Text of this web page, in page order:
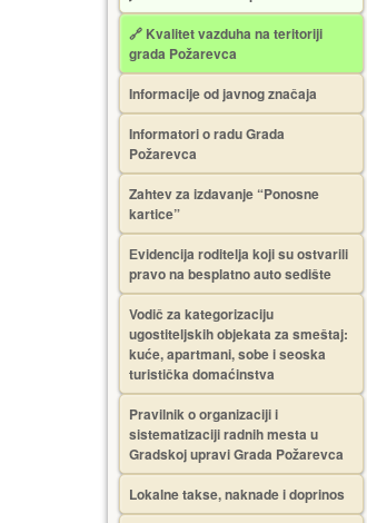
🔗 Kvalitet vazduha na teritoriji
grada Požarevca
Informacije od javnog značaja
Informatori o radu Grada
Požarevca
Zahtev za izdavanje “Ponosne
kartice”
Еvidencija roditelja koji su ostvarili
pravo na besplatno auto sedište
Vodič za kategorizaciju
ugostiteljskih objekata za smeštaj:
kuće, apartmani, sobe i seoska
turistička domaćinstva
Pravilnik o organizaciji i
sistematizaciji radnih mesta u
Gradskoj upravi Grada Požarevca
Lokalne takse, naknade i doprinos